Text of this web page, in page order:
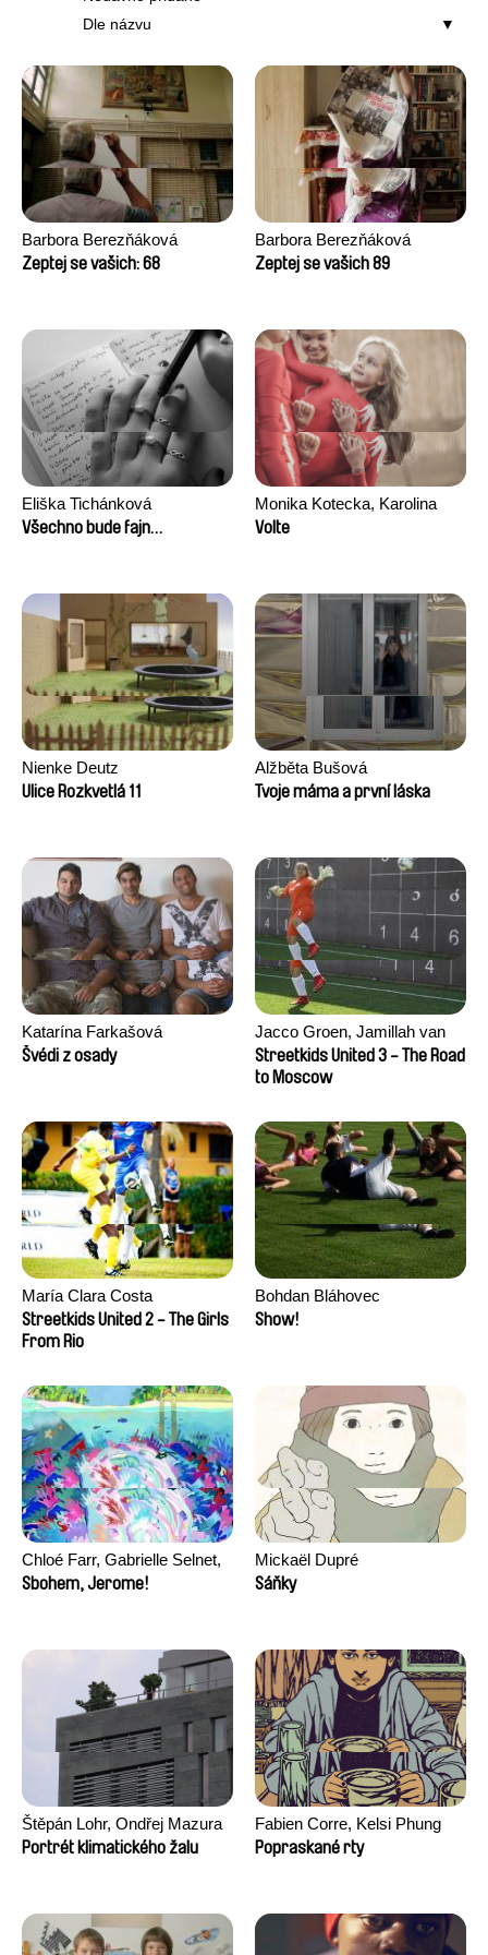
Dle názvu
Barbora Berezňáková
Zeptej se vašich: 68
Barbora Berezňáková
Zeptej se vašich 89
Eliška Tichánková
Všechno bude fajn…
Monika Kotecka, Karolina
Poryzała
Volte
Nienke Deutz
Ulice Rozkvetlá 11
Alžběta Bušová
Tvoje máma a první láska
Katarína Farkašová
Švédi z osady
Jacco Groen, Jamillah van
der Hulst
Streetkids United 3 - The Road
to Moscow
María Clara Costa
Streetkids United 2 - The Girls
From Rio
Bohdan Bláhovec
Show!
Chloé Farr, Gabrielle Selnet,
Adam Sillard
Sbohem, Jerome!
Mickaël Dupré
Sáňky
Štěpán Lohr, Ondřej Mazura
Portrét klimatického žalu
Fabien Corre, Kelsi Phung
Popraskané rty